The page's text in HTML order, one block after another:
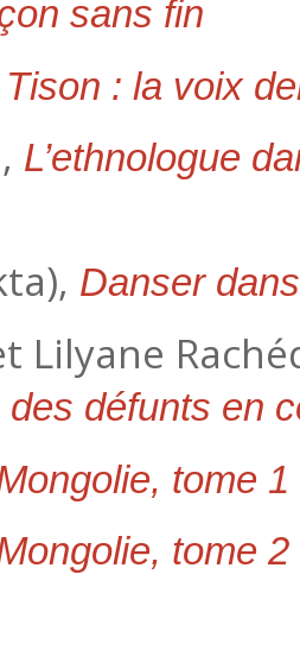
sans fin
: la voix
L’ethnologue
Danser
Lilyane
défunts en
tome 1
tome 2